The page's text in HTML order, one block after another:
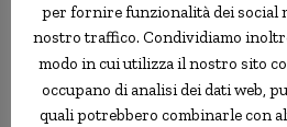
diamanti fortuna miniera
per fornire funzionalità dei social
nostro traffico. Condividiamo
modo in cui utilizza il nostro sito
occupano di analisi dei dati web,
quali potrebbero combinarle con